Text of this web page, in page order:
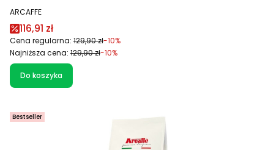
PRODUCENT
ARCAFFE
Cena promocyjna
116,91 zł
Cena regularna: 129,90 zł-10%
Najniższa cena: 129,90 zł-10%
Do koszyka
Bestseller